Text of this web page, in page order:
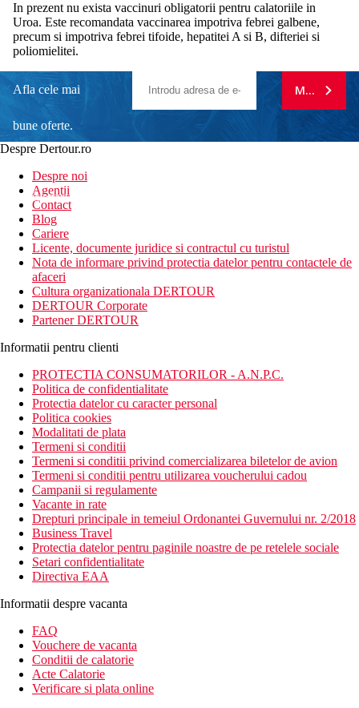
In prezent nu exista vaccinuri obligatorii pentru calatoriile in
Uroa. Este recomandata vaccinarea impotriva febrei galbene,
precum si impotriva febrei tifoide, hepatitei A si B, difteriei si
poliomielitei.
Afla cele mai
bune oferte.
newsletter!
MA
Despre Dertour.ro
Despre noi
Agentii
Contact
Blog
Cariere
Licente, documente juridice si contractul cu turistul
Nota de informare privind protectia datelor pentru contactele de
afaceri
Cultura organizationala DERTOUR
DERTOUR Corporate
Partener DERTOUR
Informatii pentru clienti
PROTECTIA CONSUMATORILOR - A.N.P.C.
Politica de confidentialitate
Protectia datelor cu caracter personal
Politica cookies
Modalitati de plata
Termeni si conditii
Termeni si conditii privind comercializarea biletelor de avion
Termeni si conditii pentru utilizarea voucherului cadou
Campanii si regulamente
Vacante in rate
Drepturi principale in temeiul Ordonantei Guvernului nr. 2/2018
Business Travel
Protectia datelor pentru paginile noastre de pe retelele sociale
Setari confidentialitate
Directiva EAA
Informatii despre vacanta
FAQ
Vouchere de vacanta
Conditii de calatorie
Acte Calatorie
Verificare si plata online